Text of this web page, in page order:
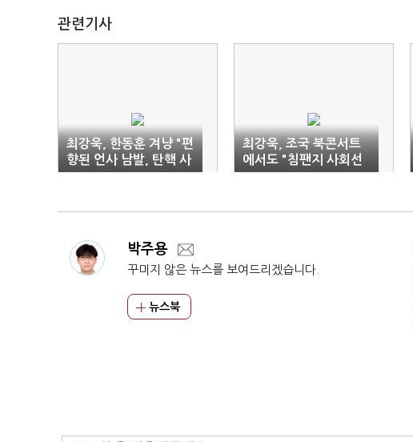
관련기사
최강욱, 한동훈 겨냥 "편
향된 언사 남발, 탄핵 사
유"
최강욱, 조국 북콘서트
에서도 "침팬지 사회선
암컷 1등 못 올라"
박주용
꾸미지 않은 뉴스를 보여드리겠습니다.
뉴스북